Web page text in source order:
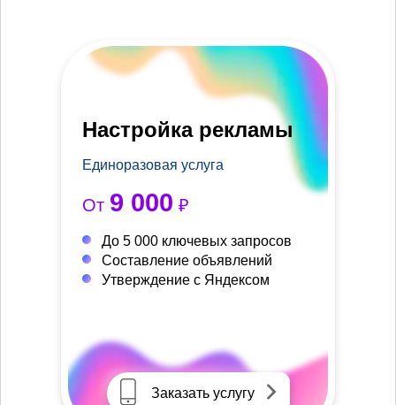
Настройка рекламы
Единоразовая услуга
От 9 000 ₽
До 5 000 ключевых запросов
Составление объявлений
Утверждение с Яндексом
Заказать услугу